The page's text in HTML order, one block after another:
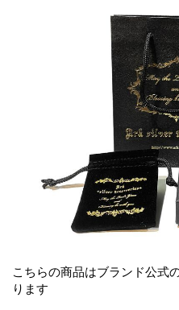
こちらの商品はブランド公式
ります